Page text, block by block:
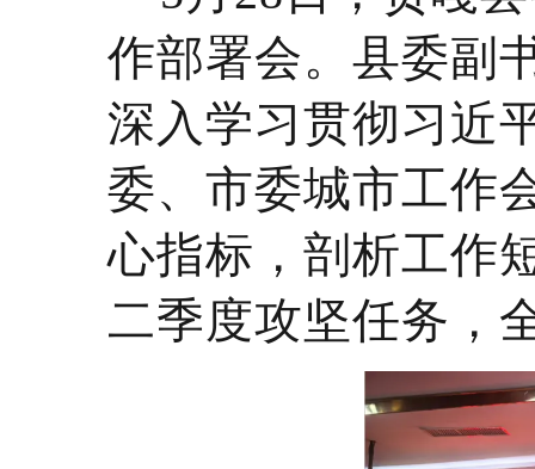
作部署会。县委副
深入学习贯彻习近
委、市委城市工作
心指标，剖析工作
二季度攻坚任务，